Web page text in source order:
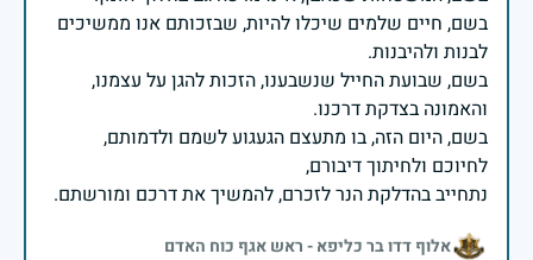
בשם, חיים שלמים שיכלו להיות, שבזכותם אנו ממשיכים
בשם, שבועת החייל שנשבענו, הזכות להגן על עצמנו,
בשם, היום הזה, בו מתעצם הגעגוע לשמם ולדמותם,
נתחייב בהדלקת הנר לזכרם, להמשיך את דרכם ומורשתם.
אלוף דדו בר כליפא - ראש אגף כוח האדם